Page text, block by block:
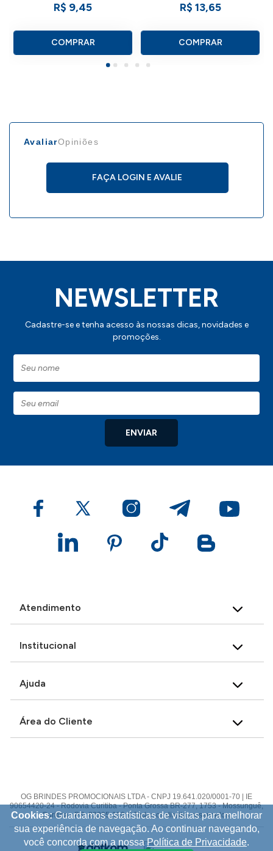
R$ 9,45
COMPRAR
R$ 13,65
COMPRAR
AvaliarOpiniões
FAÇA LOGIN E AVALIE
NEWSLETTER
Cadastre-se e tenha acesso às nossas dicas, novidades e
promoções.
ENVIAR
Atendimento
Institucional
Ajuda
Área do Cliente
OG BRINDES PROMOCIONAIS LTDA - CNPJ 19.641.020/0001-70 | IE
90654420-24 - Rodovia Curitiba - Ponta Grossa BR-277, 1753 - Mossunguê,
Curitiba - PR, 82305-100 © Todos os direitos reservados.
Cookies:Guardamos estatísticas de visitas para melhorar
sua experiência de navegação. Ao continuar navegando,
você concorda com a nossaPolítica de Privacidade.